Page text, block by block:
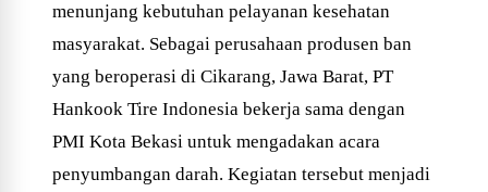
menunjang kebutuhan pelayanan kesehatan
masyarakat. Sebagai perusahaan produsen ban
yang beroperasi di Cikarang, Jawa Barat, PT
Hankook Tire Indonesia bekerja sama dengan
PMI Kota Bekasi untuk mengadakan acara
penyumbangan darah. Kegiatan tersebut menjadi